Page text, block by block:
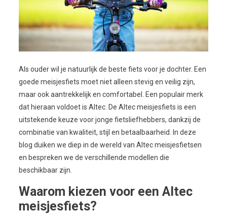
Als ouder wil je natuurlijk de beste fiets voor je dochter. Een
goede meisjesfiets moet niet alleen stevig en veilig zijn,
maar ook aantrekkelijk en comfortabel. Een populair merk
dat hieraan voldoet is Altec. De Altec meisjesfiets is een
uitstekende keuze voor jonge fietsliefhebbers, dankzij de
combinatie van kwaliteit, stijl en betaalbaarheid. In deze
blog duiken we diep in de wereld van Altec meisjesfietsen
en bespreken we de verschillende modellen die
beschikbaar zijn.
Waarom kiezen voor een Altec
meisjesfiets?